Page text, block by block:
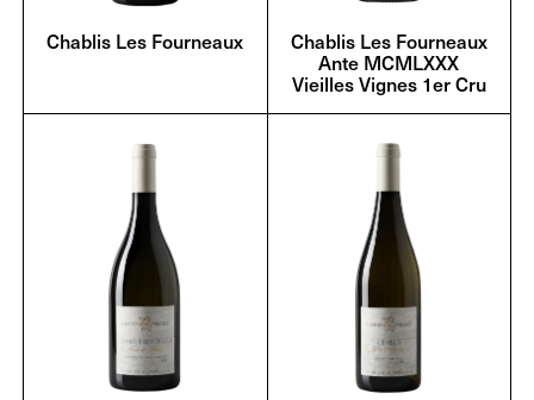
Chablis Les Fourneaux Chablis Les Fourneaux
Ante MCMLXXX
Vieilles Vignes 1er Cru